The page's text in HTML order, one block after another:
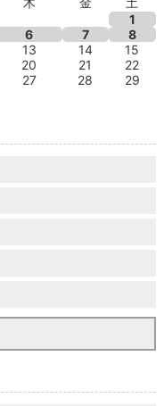
1
6 7
8
13 14
15
20 21
22
27 28
29